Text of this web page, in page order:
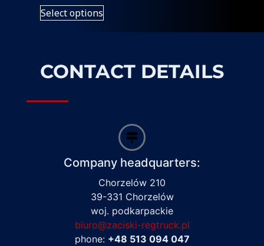
Select options
CONTACT DETAILS
Company headquarters:
Chorzelów 210
39-331 Chorzelów
woj. podkarpackie
biuro@zaciski-regtruck.pl
phone: +48 513 094 047